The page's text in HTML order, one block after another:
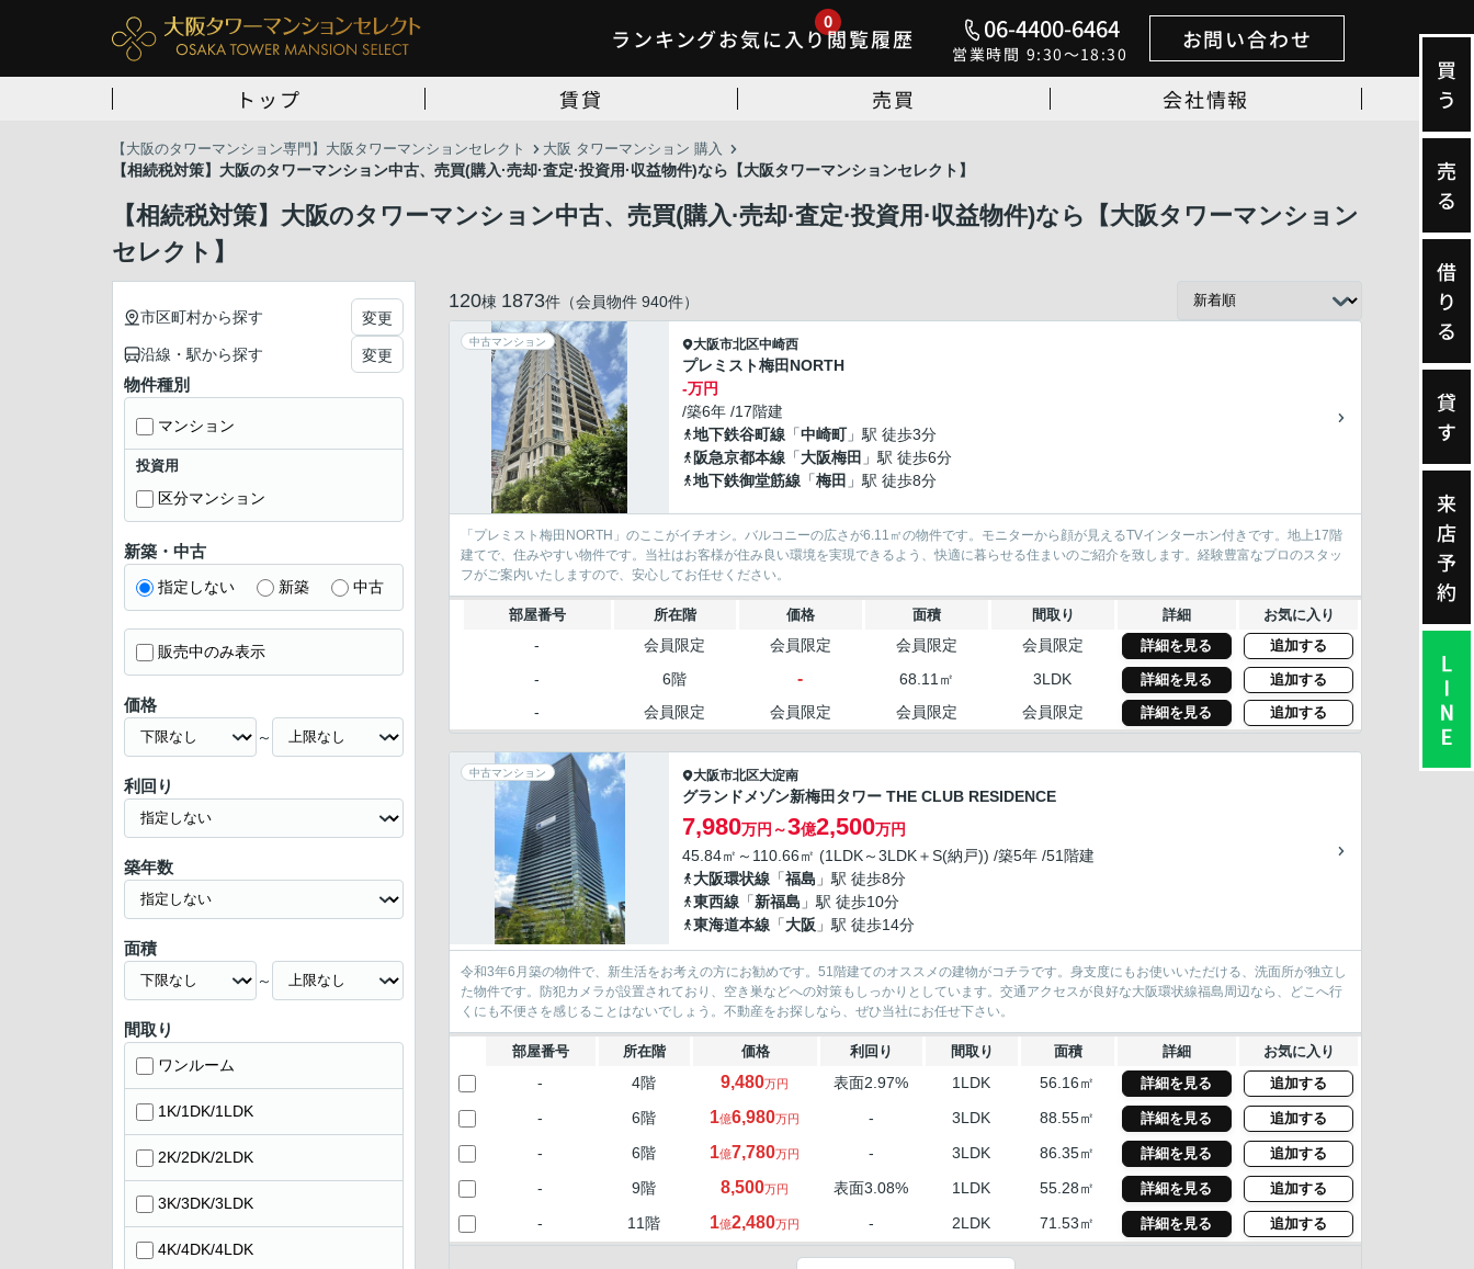
ランキングお気に入り
0
閲覧履歴 06-4400-6464
営業時間 9:30～18:30
お問い合わせ
トップ 賃貸 売買 会社情報
【大阪のタワーマンション専門】大阪タワーマンションセレクト 大阪 タワーマンション 購入
【相続税対策】大阪のタワーマンション中古、売買(購入·売却·査定·投資用·収益物件)なら【大阪タワーマンションセレクト】
【相続税対策】大阪のタワーマンション中古、売買(購入·売却·査定·投資用·収益物件)なら【大阪タワーマンション
セレクト】
120棟 1873件（会員物件 940件）
中古マンション 大阪市北区中崎西
プレミスト梅田NORTH
-万円
/築6年 /17階建
地下鉄谷町線 「中崎町」駅 徒歩3分
阪急京都本線 「大阪梅田 」駅 徒歩6分
地下鉄御堂筋線 「梅田 」駅 徒歩8分
「プレミスト梅田NORTH」のここがイチオシ。バルコニーの広さが6.11㎡の物件です。モニターから顔が見えるTVインターホン付きです。地上17階
建てで、住みやすい物件です。当社はお客様が住み良い環境を実現できるよう、快適に暮らせる住まいのご紹介を致します。経験豊富なプロのスタッ
フがご案内いたしますので、安心してお任せください。
部屋番号 所在階 価格 面積 間取り 詳細 お気に入り
- 会員限定 会員限定 会員限定 会員限定 詳細を見る 追加する
- 6階 - 68.11㎡ 3LDK 詳細を見る 追加する
- 会員限定 会員限定 会員限定 会員限定 詳細を見る 追加する
中古マンション 大阪市北区大淀南
グランドメゾン新梅田タワー THE CLUB RESIDENCE
7,980万円～3億2,500万円
45.84㎡～110.66㎡ (1LDK～3LDK＋S(納戸)) /築5年 /51階建
大阪環状線 「福島 」駅 徒歩8分
東西線 「新福島 」駅 徒歩10分
東海道本線 「大阪 」駅 徒歩14分
令和3年6月築の物件で、新生活をお考えの方にお勧めです。51階建てのオススメの建物がコチラです。身支度にもお使いいただける、洗面所が独立し
た物件です。防犯カメラが設置されており、空き巣などへの対策もしっかりとしています。交通アクセスが良好な大阪環状線福島周辺なら、どこへ行
くにも不便さを感じることはないでしょう。不動産をお探しなら、ぜひ当社にお任せ下さい。
部屋番号 所在階 価格 利回り 間取り 面積 詳細 お気に入り
- 4階 9,480万円 表面2.97% 1LDK 56.16㎡ 詳細を見る 追加する
- 6階 1億6,980万円 - 3LDK 88.55㎡ 詳細を見る 追加する
- 6階 1億7,780万円 - 3LDK 86.35㎡ 詳細を見る 追加する
- 9階 8,500万円 表面3.08% 1LDK 55.28㎡ 詳細を見る 追加する
- 11階 1億2,480万円 - 2LDK 71.53㎡ 詳細を見る 追加する
市区町村から探す 変更
沿線・駅から探す 変更
物件種別
マンション
投資用
区分マンション
新築・中古
指定しない 新築 中古
販売中のみ表示
価格
～
利回り
築年数
面積
～
間取り
ワンルーム
1K/1DK/1LDK
2K/2DK/2LDK
3K/3DK/3LDK
4K/4DK/4LDK
買
う
売
る
借
り
る
貸
す
来
店
予
約